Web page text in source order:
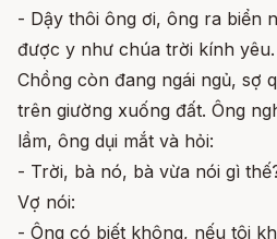
- Dậy thôi ông ơi, ông ra biển
được y như chúa trời kính yêu.
Chồng còn đang ngái ngủ, sợ
trên giường xuống đất. Ông
lầm, ông dụi mắt và hỏi:
- Trời, bà nó, bà vừa nói gì
Vợ nói:
- Ông có biết không, nếu tôi